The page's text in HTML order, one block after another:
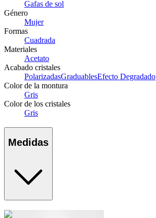
Gafas de sol
Género
Mujer
Formas
Cuadrada
Materiales
Acetato
Acabado cristales
PolarizadasGraduablesEfecto Degradado
Color de la montura
Gris
Color de los cristales
Gris
Medidas